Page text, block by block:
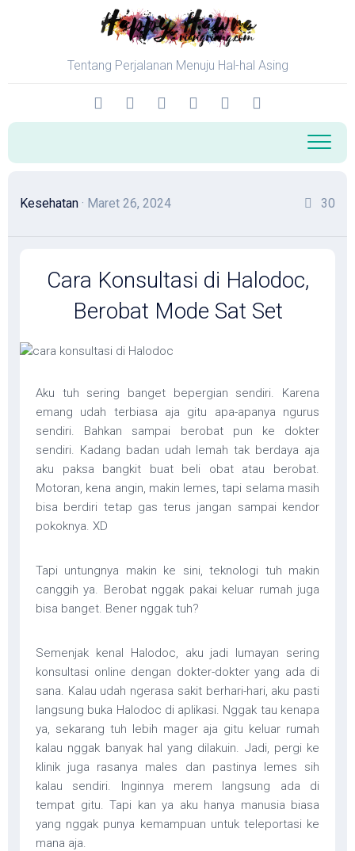
Tentang Perjalanan Menuju Hal-hal Asing
Kesehatan · Maret 26, 2024 30
Cara Konsultasi di Halodoc,
Berobat Mode Sat Set
Aku tuh sering banget bepergian sendiri. Karena
emang udah terbiasa aja gitu apa-apanya ngurus
sendiri. Bahkan sampai berobat pun ke dokter
sendiri. Kadang badan udah lemah tak berdaya aja
aku paksa bangkit buat beli obat atau berobat.
Motoran, kena angin, makin lemes, tapi selama masih
bisa berdiri tetap gas terus jangan sampai kendor
pokoknya. XD
Tapi untungnya makin ke sini, teknologi tuh makin
canggih ya. Berobat nggak pakai keluar rumah juga
bisa banget. Bener nggak tuh?
Semenjak kenal Halodoc, aku jadi lumayan sering
konsultasi online dengan dokter-dokter yang ada di
sana. Kalau udah ngerasa sakit berhari-hari, aku pasti
langsung buka Halodoc di aplikasi. Nggak tau kenapa
ya, sekarang tuh lebih mager aja gitu keluar rumah
kalau nggak banyak hal yang dilakuin. Jadi, pergi ke
klinik juga rasanya males dan pastinya lemes sih
kalau sendiri. Inginnya merem langsung ada di
tempat gitu. Tapi kan ya aku hanya manusia biasa
yang nggak punya kemampuan untuk teleportasi ke
mana aja.